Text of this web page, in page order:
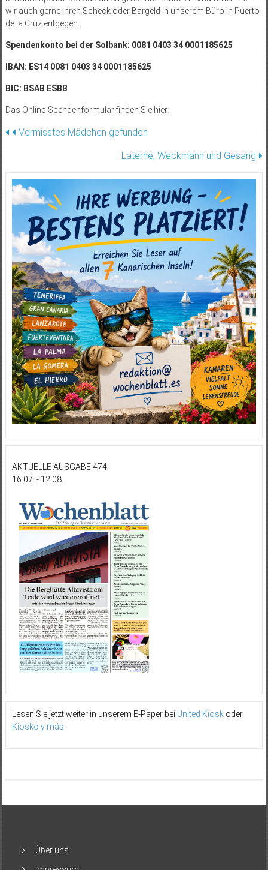
wir auch gerne Ihren Scheck oder Bargeld in unserem Büro in Puerto
de la Cruz entgegen.
Spendenkonto bei der Solbank: 0081 0403 34 0001185625
IBAN: ES14 0081 0403 34 0001185625
BIC: BSAB ESBB
Das Online-Spendenformular finden Sie hier:
Beitragsnavigation
Vermisstes Mädchen gefunden
Laterne, Weckmann und Gesang
AKTUELLE AUSGABE 474
16.07. - 12.08.
Lesen Sie jetzt weiter in unserem E-Paper bei United Kioskoder
Kiosko y más
Über uns